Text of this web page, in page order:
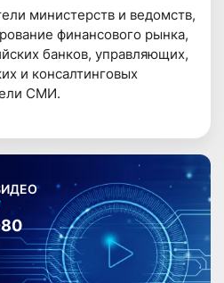
министерств и ведомств,
финансового рынка,
банков, управляющих,
и консалтинговых
СМИ.